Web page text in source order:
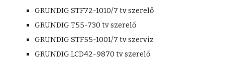
GRUNDIG STF72-1010/7 tv szerelő
GRUNDIG T55-730 tv szerelő
GRUNDIG STF55-1001/7 tv szerviz
GRUNDIG LCD42-9870 tv szerelő